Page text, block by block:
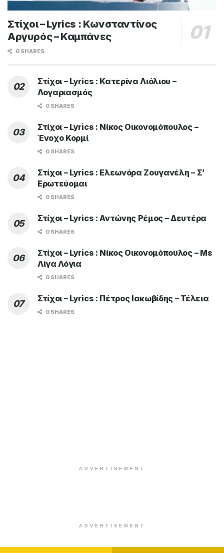
Στίχοι – Lyrics : Κωνσταντίνος
Αργυρός – Καμπάνες
0 SHARES
Στίχοι – Lyrics : Κατερίνα Λιόλιου –
Λογαριασμός
0 SHARES
Στίχοι – Lyrics : Νίκος Οικονομόπουλος –
Ένοχο Κορμί
0 SHARES
Στίχοι – Lyrics : Ελεωνόρα Ζουγανέλη – Σ’
Ερωτεύομαι
0 SHARES
Στίχοι – Lyrics : Αντώνης Ρέμος – Δευτέρα
0 SHARES
Στίχοι – Lyrics : Νίκος Οικονομόπουλος – Με
Λίγα Λόγια
0 SHARES
Στίχοι – Lyrics : Πέτρος Ιακωβίδης – Τέλεια
0 SHARES
ADVERTISEMENT
ADVERTISEMENT